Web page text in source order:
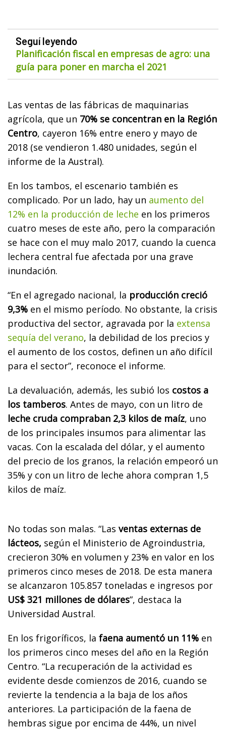
Seguí leyendo
Planificación fiscal en empresas de agro: una
guía para poner en marcha el 2021
Las ventas de las fábricas de maquinarias
agrícola, que un 70% se concentran en la Región
Centro, cayeron 16% entre enero y mayo de
2018 (se vendieron 1.480 unidades, según el
informe de la Austral).
En los tambos, el escenario también es
complicado. Por un lado, hay un aumento del
12% en la producción de leche en los primeros
cuatro meses de este año, pero la comparación
se hace con el muy malo 2017, cuando la cuenca
lechera central fue afectada por una grave
inundación.
“En el agregado nacional, la producción creció
9,3% en el mismo período. No obstante, la crisis
productiva del sector, agravada por la extensa
sequía del verano, la debilidad de los precios y
el aumento de los costos, definen un año difícil
para el sector”, reconoce el informe.
La devaluación, además, les subió los costos a
los tamberos. Antes de mayo, con un litro de
leche cruda compraban 2,3 kilos de maíz, uno
de los principales insumos para alimentar las
vacas. Con la escalada del dólar, y el aumento
del precio de los granos, la relación empeoró un
35% y con un litro de leche ahora compran 1,5
kilos de maíz.
No todas son malas. “Las ventas externas de
lácteos, según el Ministerio de Agroindustria,
crecieron 30% en volumen y 23% en valor en los
primeros cinco meses de 2018. De esta manera
se alcanzaron 105.857 toneladas e ingresos por
US$ 321 millones de dólares”, destaca la
Universidad Austral.
En los frigoríficos, la faena aumentó un 11% en
los primeros cinco meses del año en la Región
Centro. “La recuperación de la actividad es
evidente desde comienzos de 2016, cuando se
revierte la tendencia a la baja de los años
anteriores. La participación de la faena de
hembras sigue por encima de 44%, un nivel